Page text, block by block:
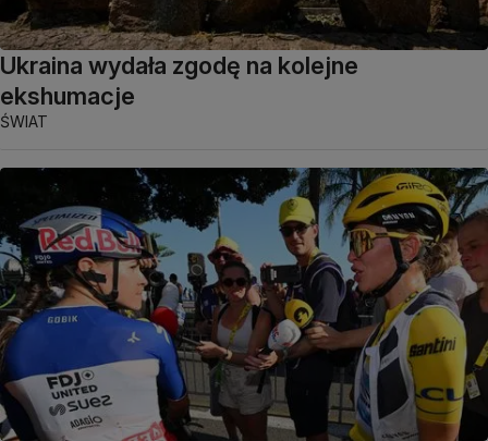
Ukraina wydała zgodę na kolejne
ekshumacje
ŚWIAT